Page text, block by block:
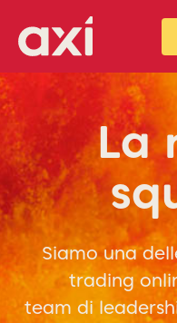
La
Siamo una
trading
team di